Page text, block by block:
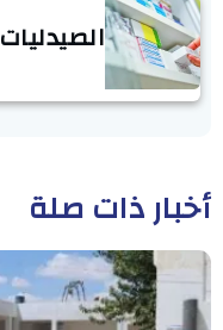
الصيدليات
أخبار ذات صلة